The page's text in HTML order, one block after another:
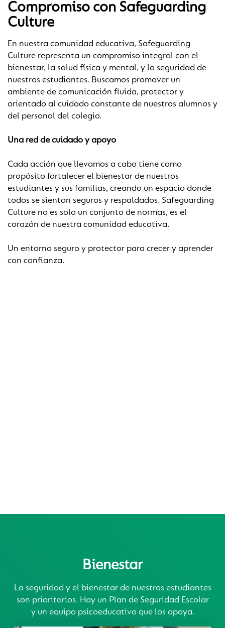
Compromiso con Safeguarding
Culture
En nuestra comunidad educativa, Safeguarding
Culture representa un compromiso integral con el
bienestar, la salud física y mental, y la seguridad de
nuestros estudiantes. Buscamos promover un
ambiente de comunicación fluida, protector y
orientado al cuidado constante de nuestros alumnos y
del personal del colegio.
Una red de cuidado y apoyo
Cada acción que llevamos a cabo tiene como
propósito fortalecer el bienestar de nuestros
estudiantes y sus familias, creando un espacio donde
todos se sientan seguros y respaldados. Safeguarding
Culture no es solo un conjunto de normas, es el
corazón de nuestra comunidad educativa.
Un entorno seguro y protector para crecer y aprender
con confianza.
Bienestar
La seguridad y el bienestar de nuestros estudiantes
son prioritarios. Hay un Plan de Seguridad Escolar
y un equipo psicoeducativo que los apoya.